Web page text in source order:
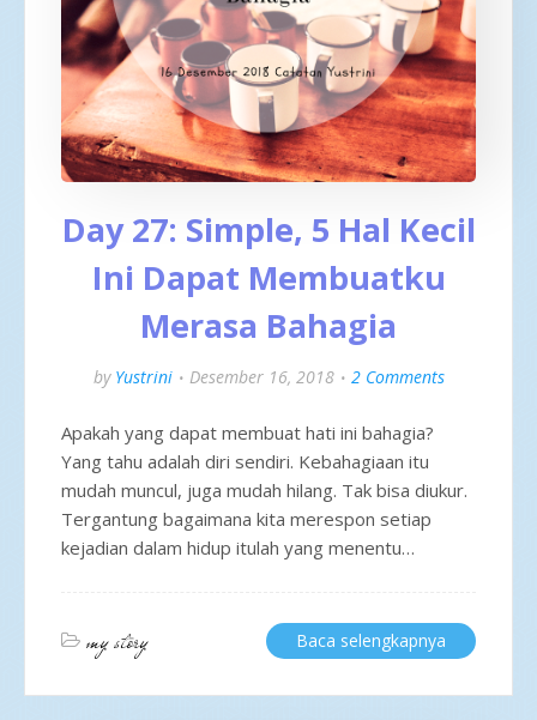
Day 27: Simple, 5 Hal Kecil
Ini Dapat Membuatku
Merasa Bahagia
by Yustrini Desember 16, 2018 2 Comments
Apakah yang dapat membuat hati ini bahagia?
Yang tahu adalah diri sendiri. Kebahagiaan itu
mudah muncul, juga mudah hilang. Tak bisa diukur.
Tergantung bagaimana kita merespon setiap
kejadian dalam hidup itulah yang menentu…
my story Baca selengkapnya